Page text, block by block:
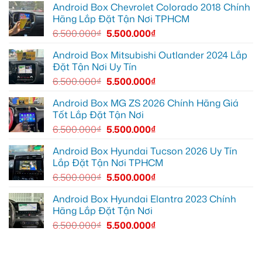
hơn
hiển
thị
thông
tin
hơn
VinFast
Lux
SA2.0
tại
Quận
nội
thất
sạch
Camera
hành
trình
Geely
EX2
Ford
Ranger
tại
Android Box Chevrolet Colorado 2018 Chính
Hãng Lắp Đặt Tận Nơi TPHCM
6.500.000₫ 5.500.000₫
Android Box Mitsubishi Outlander 2024 Lắp
Đặt Tận Nơi Uy Tín
6.500.000₫ 5.500.000₫
Android Box MG ZS 2026 Chính Hãng Giá
Tốt Lắp Đặt Tận Nơi
6.500.000₫ 5.500.000₫
Android Box Hyundai Tucson 2026 Uy Tín
Lắp Đặt Tận Nơi TPHCM
6.500.000₫ 5.500.000₫
Android Box Hyundai Elantra 2023 Chính
Hãng Lắp Đặt Tận Nơi
6.500.000₫ 5.500.000₫